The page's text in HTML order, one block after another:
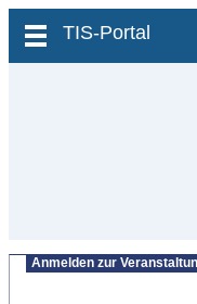
zum Inhalt wechseln
TIS-Portal
Anmelden zur